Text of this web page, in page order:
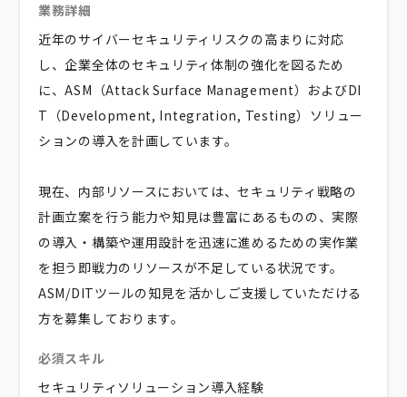
業務詳細
近年のサイバーセキュリティリスクの高まりに対応
し、企業全体のセキュリティ体制の強化を図るため
に、ASM（Attack Surface Management）およびDI
T（Development, Integration, Testing）ソリュー
ションの導入を計画しています。
現在、内部リソースにおいては、セキュリティ戦略の
計画立案を行う能力や知見は豊富にあるものの、実際
の導入・構築や運用設計を迅速に進めるための実作業
を担う即戦力のリソースが不足している状況です。
ASM/DITツールの知見を活かしご支援していただける
方を募集しております。
必須スキル
セキュリティソリューション導入経験